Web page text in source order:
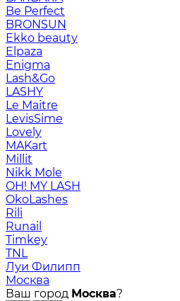
Be Perfect
BRONSUN
Ekko beauty
Elpaza
Enigma
Lash&Go
LASHY
Le Maitre
LevisSime
Lovely
MAKart
Millit
Nikk Mole
OH! MY LASH
OkoLashes
Rili
Runail
Timkey
TNL
Луи Филипп
Москва
Ваш город Москва?